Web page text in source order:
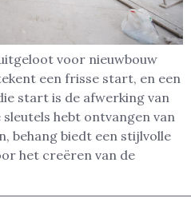
voor nieuwbouw
een frisse start, en een
start is de afwerking van
hebt ontvangen van
behang biedt een stijlvolle
het creëren van de